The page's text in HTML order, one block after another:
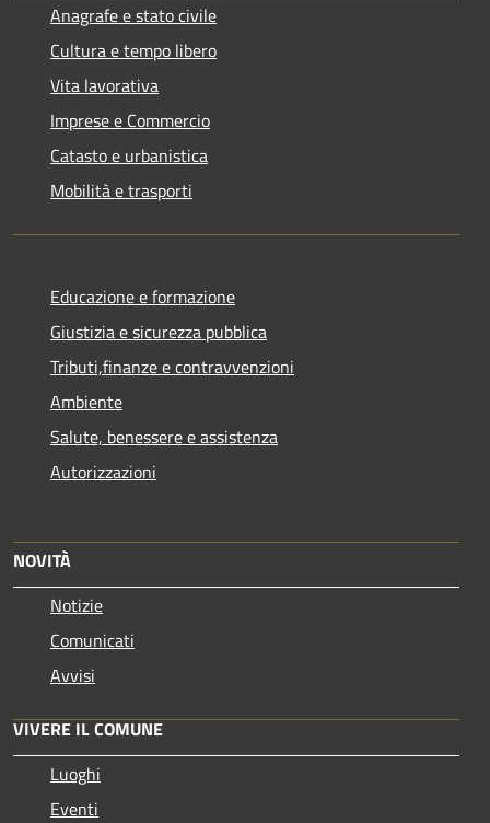
Anagrafe e stato civile
Cultura e tempo libero
Vita lavorativa
Imprese e Commercio
Catasto e urbanistica
Mobilità e trasporti
Educazione e formazione
Giustizia e sicurezza pubblica
Tributi,finanze e contravvenzioni
Ambiente
Salute, benessere e assistenza
Autorizzazioni
NOVITÀ
Notizie
Comunicati
Avvisi
VIVERE IL COMUNE
Luoghi
Eventi